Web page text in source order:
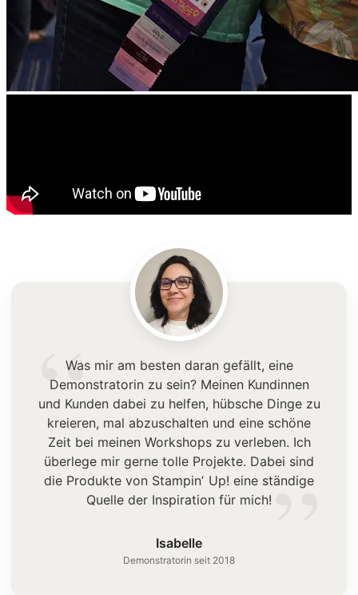
“
”
Was mir am besten daran gefällt, eine
Demonstratorin zu sein? Meinen Kundinnen
und Kunden dabei zu helfen, hübsche Dinge zu
kreieren, mal abzuschalten und eine schöne
Zeit bei meinen Workshops zu verleben. Ich
überlege mir gerne tolle Projekte. Dabei sind
die Produkte von Stampinʼ Up! eine ständige
Quelle der Inspiration für mich!
Isabelle
Demonstratorin seit 2018